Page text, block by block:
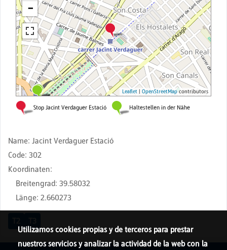
Name: Jacint Verdaguer Estació
Code: 302
Koordinaten:
Breitengrad: 39.58032
Länge: 2.660273
Utilizamos cookies propias y de terceros para prestar
nuestros servicios y analizar la actividad de la web con la